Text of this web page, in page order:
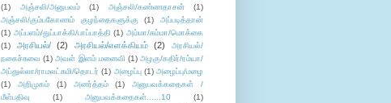
(1)
அஞ்சலி/அனுபவம் (1) அஞ்சலி/கண்ணதாசன்
(1)
அஞ்சலி/கும்பகோணம் குழந்தைகளுக்கு
(1)
அப்படித்தான்
(1) அப்பளம்/துப்பாக்கி/பாப்பாத்தி (1) அம்மா/சும்மா/மொக்கை
(1)
அரசியல்/ (2) அரசியல்/எளக்கியம் (2)
அரசியல்/
நகைச்சுவை (1) அவள் இளம் மனைவி (1) அழகு/கதிர்/ரம்யா/
அப்துல்லா/ராமலட்சுமி/தொடர் (1) அழைப்பு (1) அழைப்பு/மழை
(1)
அறிமுகம் (1) அனர்த்தம் (1)
அனுபவக்கதைகள் /
மீள்பதிவு
(1) அனுபவக்கதைகள்......10
(1)